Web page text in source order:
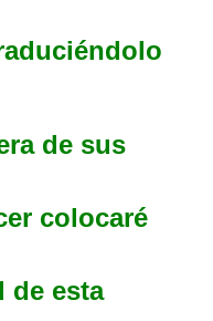
de sus
colocaré
de esta